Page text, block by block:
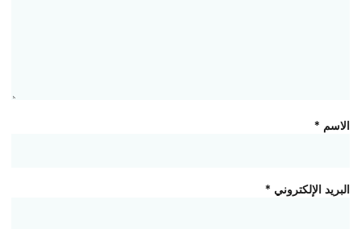
الاسم *
البريد الإلكتروني *